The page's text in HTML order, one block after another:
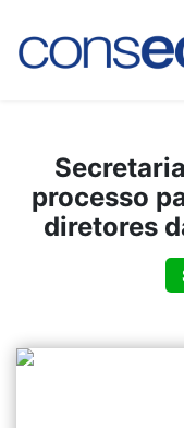
processo
diretores